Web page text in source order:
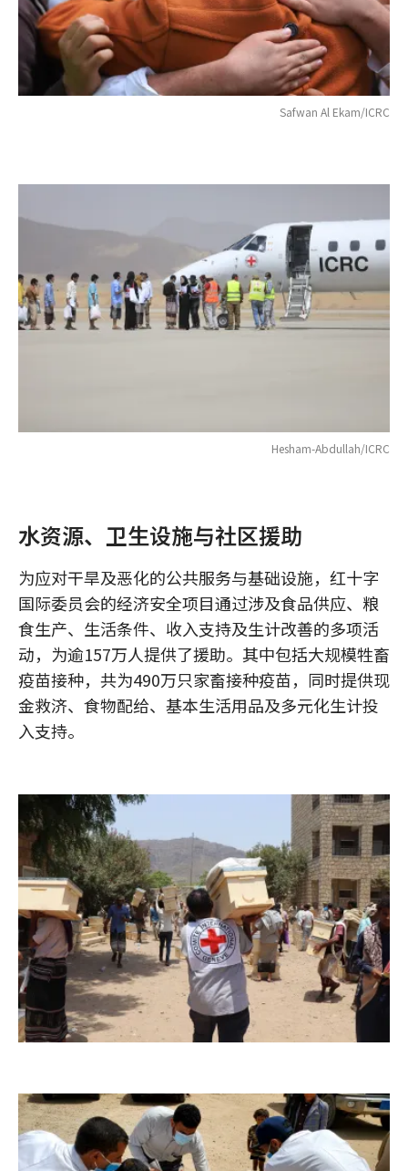
Safwan Al Ekam/ICRC
Hesham-Abdullah/ICRC
水资源、卫生设施与社区援助
为应对干旱及恶化的公共服务与基础设施，红十字
国际委员会的经济安全项目通过涉及食品供应、粮
食生产、生活条件、收入支持及生计改善的多项活
动，为逾157万人提供了援助。其中包括大规模牲畜
疫苗接种，共为490万只家畜接种疫苗，同时提供现
金救济、食物配给、基本生活用品及多元化生计投
入支持。